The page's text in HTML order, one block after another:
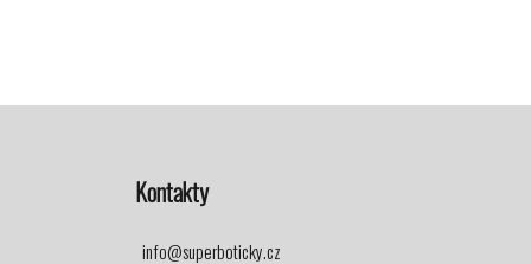
Kontakty
info@superboticky.cz